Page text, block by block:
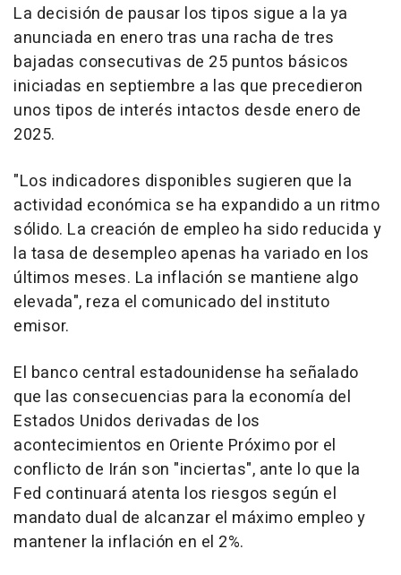
La decisión de pausar los tipos sigue a la ya
anunciada en enero tras una racha de tres
bajadas consecutivas de 25 puntos básicos
iniciadas en septiembre a las que precedieron
unos tipos de interés intactos desde enero de
2025.
"Los indicadores disponibles sugieren que la
actividad económica se ha expandido a un ritmo
sólido. La creación de empleo ha sido reducida y
la tasa de desempleo apenas ha variado en los
últimos meses. La inflación se mantiene algo
elevada", reza el comunicado del instituto
emisor.
El banco central estadounidense ha señalado
que las consecuencias para la economía del
Estados Unidos derivadas de los
acontecimientos en Oriente Próximo por el
conflicto de Irán son "inciertas", ante lo que la
Fed continuará atenta los riesgos según el
mandato dual de alcanzar el máximo empleo y
mantener la inflación en el 2%.